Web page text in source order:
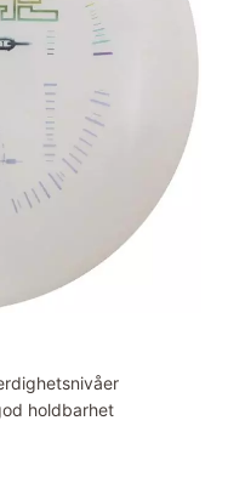
holdbarhet